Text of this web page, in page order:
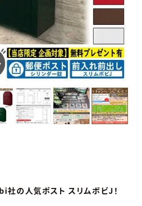
社の人気ポスト スリムボビJ！